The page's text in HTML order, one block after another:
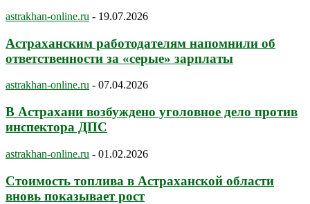
astrakhan-online.ru - 19.07.2026
Астраханским работодателям напомнили об
ответственности за «серые» зарплаты
astrakhan-online.ru - 07.04.2026
В Астрахани возбуждено уголовное дело против
инспектора ДПС
astrakhan-online.ru - 01.02.2026
Стоимость топлива в Астраханской области
вновь показывает рост